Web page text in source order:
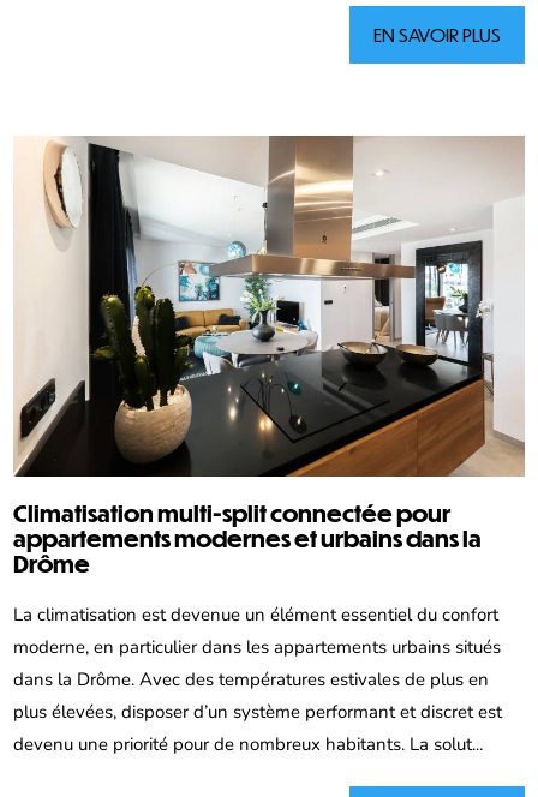
EN SAVOIR PLUS
Climatisation multi-split connectée pour
appartements modernes et urbains dans la
Drôme
La climatisation est devenue un élément essentiel du confort
moderne, en particulier dans les appartements urbains situés
dans la Drôme. Avec des températures estivales de plus en
plus élevées, disposer d’un système performant et discret est
devenu une priorité pour de nombreux habitants. La solut...